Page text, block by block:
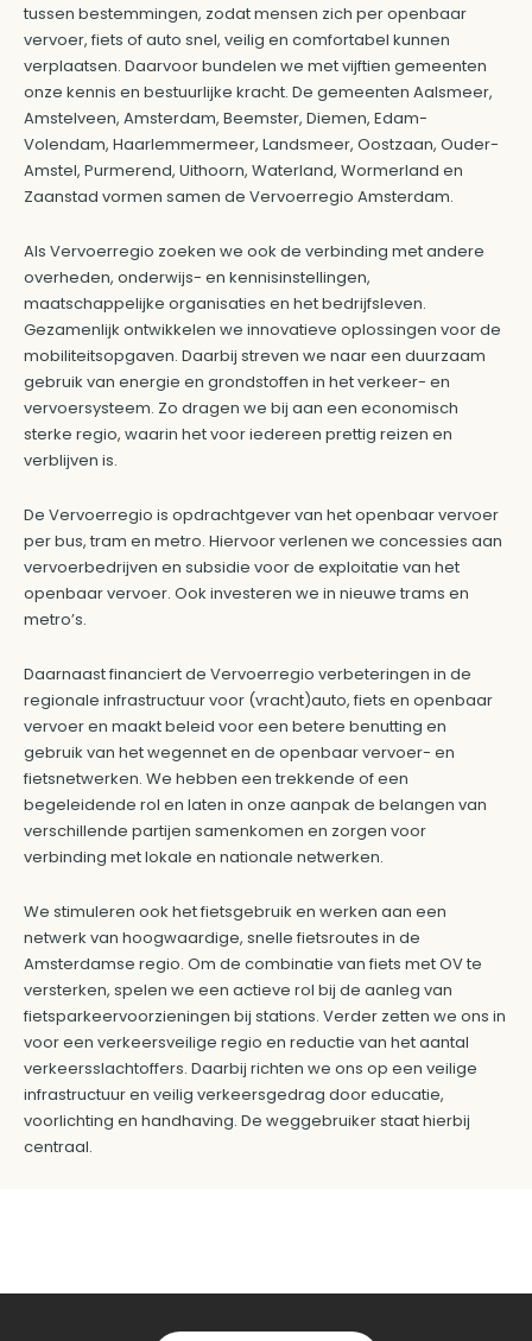
tussen bestemmingen, zodat mensen zich per openbaar
vervoer, fiets of auto snel, veilig en comfortabel kunnen
verplaatsen. Daarvoor bundelen we met vijftien gemeenten
onze kennis en bestuurlijke kracht. De gemeenten Aalsmeer,
Amstelveen, Amsterdam, Beemster, Diemen, Edam-
Volendam, Haarlemmermeer, Landsmeer, Oostzaan, Ouder-
Amstel, Purmerend, Uithoorn, Waterland, Wormerland en
Zaanstad vormen samen de Vervoerregio Amsterdam.
Als Vervoerregio zoeken we ook de verbinding met andere
overheden, onderwijs- en kennisinstellingen,
maatschappelijke organisaties en het bedrijfsleven.
Gezamenlijk ontwikkelen we innovatieve oplossingen voor de
mobiliteitsopgaven. Daarbij streven we naar een duurzaam
gebruik van energie en grondstoffen in het verkeer- en
vervoersysteem. Zo dragen we bij aan een economisch
sterke regio, waarin het voor iedereen prettig reizen en
verblijven is.
De Vervoerregio is opdrachtgever van het openbaar vervoer
per bus, tram en metro. Hiervoor verlenen we concessies aan
vervoerbedrijven en subsidie voor de exploitatie van het
openbaar vervoer. Ook investeren we in nieuwe trams en
metro’s.
Daarnaast financiert de Vervoerregio verbeteringen in de
regionale infrastructuur voor (vracht)auto, fiets en openbaar
vervoer en maakt beleid voor een betere benutting en
gebruik van het wegennet en de openbaar vervoer- en
fietsnetwerken. We hebben een trekkende of een
begeleidende rol en laten in onze aanpak de belangen van
verschillende partijen samenkomen en zorgen voor
verbinding met lokale en nationale netwerken.
We stimuleren ook het fietsgebruik en werken aan een
netwerk van hoogwaardige, snelle fietsroutes in de
Amsterdamse regio. Om de combinatie van fiets met OV te
versterken, spelen we een actieve rol bij de aanleg van
fietsparkeervoorzieningen bij stations. Verder zetten we ons in
voor een verkeersveilige regio en reductie van het aantal
verkeersslachtoffers. Daarbij richten we ons op een veilige
infrastructuur en veilig verkeersgedrag door educatie,
voorlichting en handhaving. De weggebruiker staat hierbij
centraal.